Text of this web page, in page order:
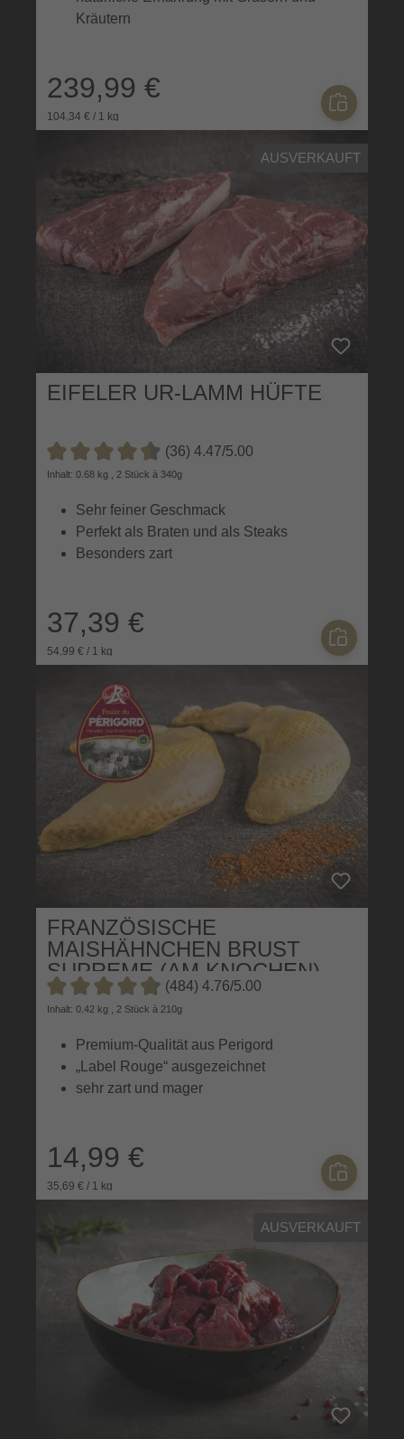
Kräutern
239,99 €
104,34 € / 1 kg
AUSVERKAUFT
EIFELER UR-LAMM HÜFTE
Durchschnittliche Bewertung von 4.4 von 5 Sternen
(36) 4.47/5.00
Inhalt: 0.68 kg , 2 Stück à 340g
Sehr feiner Geschmack
Perfekt als Braten und als Steaks
Besonders zart
37,39 €
54,99 € / 1 kg
FRANZÖSISCHE
MAISHÄHNCHEN BRUST
SUPREME (AM KNOCHEN)
Durchschnittliche Bewertung von 4.7 von 5 Sternen
(484) 4.76/5.00
Inhalt: 0.42 kg , 2 Stück à 210g
Premium-Qualität aus Perigord
„Label Rouge“ ausgezeichnet
sehr zart und mager
14,99 €
35,69 € / 1 kg
AUSVERKAUFT